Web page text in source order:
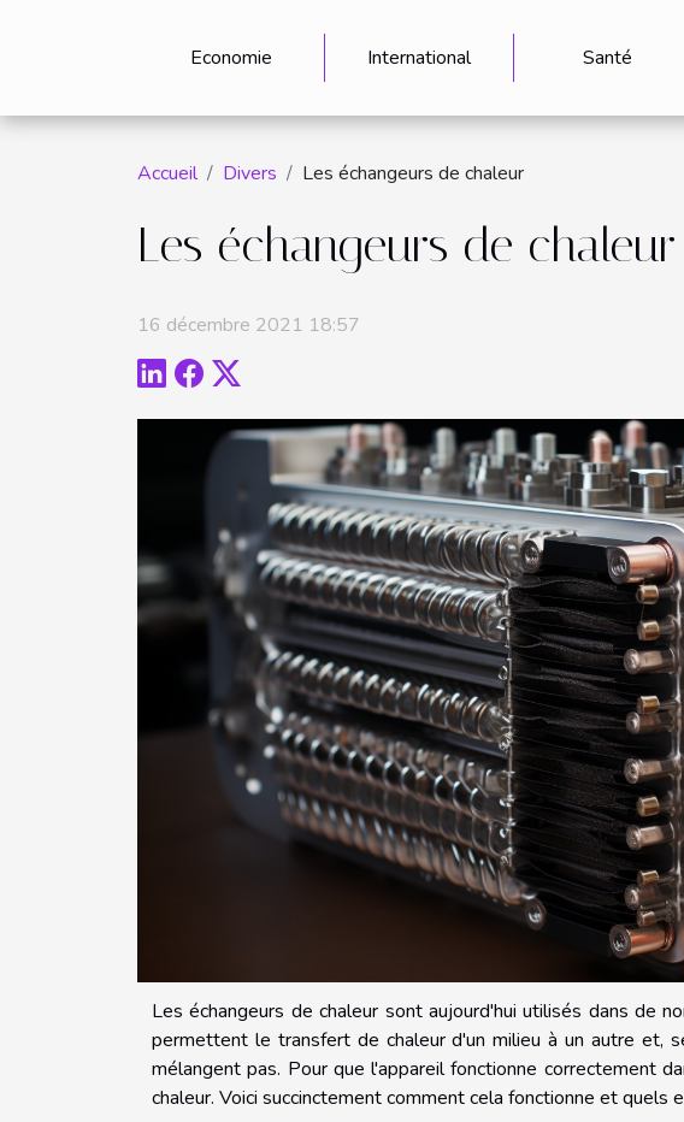
Economie International Santé
Accueil Divers Les échangeurs de chaleur
Les échangeurs de chaleur
16 décembre 2021 18:57
Les échangeurs de chaleur sont aujourd'hui utilisés dans de
permettent le transfert de chaleur d'un milieu à un autre et,
mélangent pas. Pour que l'appareil fonctionne correctement
chaleur. Voici succinctement comment cela fonctionne et quels